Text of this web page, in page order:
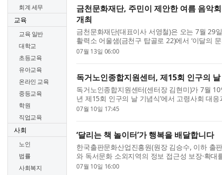
회계 세무
교육
교육 일반
대학교
초등교육
유아교육
온라인 교육
중등교육
학원
직업교육
사회
노인
법률
사회복지
금천문화재단, 주민이 제안한 여름 음악회
개최
금천문화재단(대표이사 서영철)은 오는 7월 29
활력소 어울샘(금천구 탑골로 22)에서 ‘이달의 문
여름의 하모니’를 개최한다고 밝혔다. 이번 공
07월 13일 06:00
독거노인종합지원센터, 제15회 인구의 날
독거노인종합지원센터(센터장 김현미)가 7월 10
년 제15회 인구의 날 기념식’에서 고령사회 대
기여한 공로를 인정받아 대통령 표창을 수상했
07월 10일 17:45
‘달리는 책 놀이터’가 행복을 배달합니다
한국출판문화산업진흥원(원장 김승수, 이하 출
와 독서문화 소외지역의 정보 접근성 보장·확대
리는 책 놀이터’를 7월부터 운영한다. ‘달리는
07월 10일 16:00